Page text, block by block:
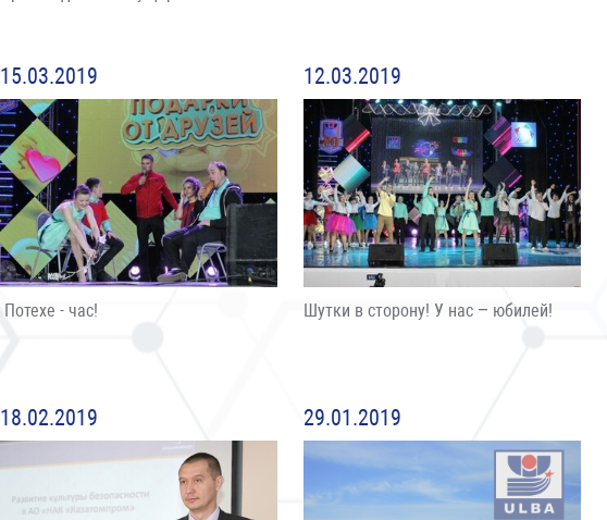
15.03.2019
Потехе - час!
12.03.2019
Шутки в сторону! У нас – юбилей!
18.02.2019 29.01.2019